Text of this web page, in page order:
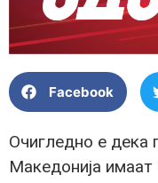
Facebook
Очигледно е дека
Македонија